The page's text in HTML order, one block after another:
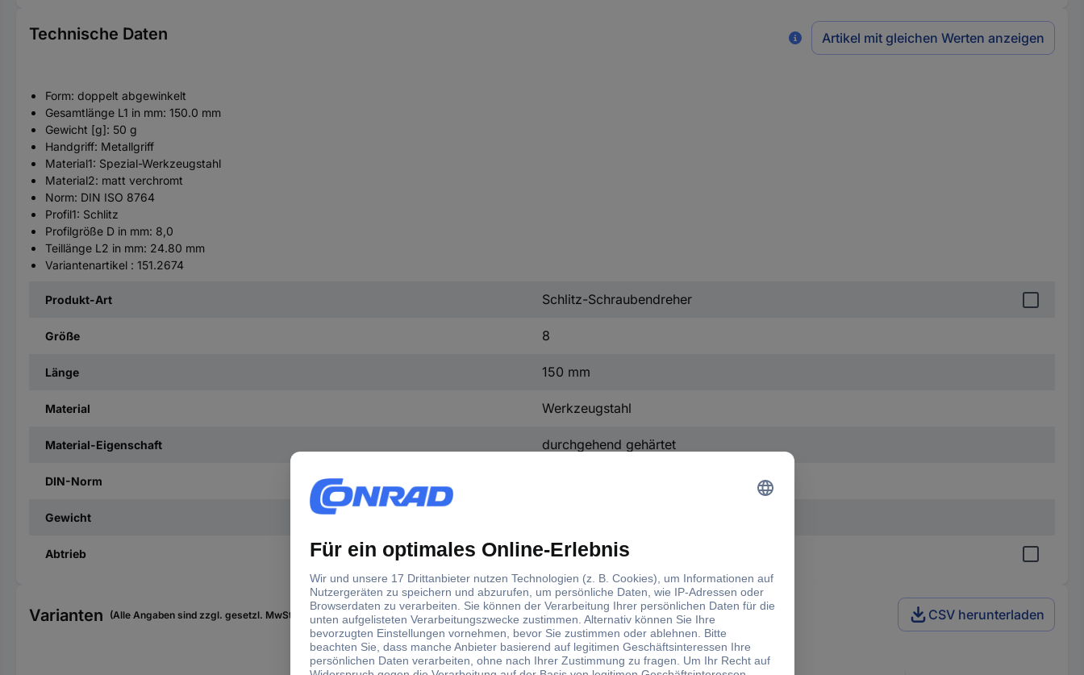
Technische Daten Artikel mit gleichen Werten anzeigen
Form: doppelt abgewinkelt
Gesamtlänge L1 in mm: 150.0 mm
Gewicht [g]: 50 g
Handgriff: Metallgriff
Material1: Spezial-Werkzeugstahl
Material2: matt verchromt
Norm: DIN ISO 8764
Profil1: Schlitz
Profilgröße D in mm: 8,0
Teillänge L2 in mm: 24.80 mm
Variantenartikel : 151.2674
Produkt-Art Schlitz-Schraubendreher
Größe 8
Länge 150 mm
Material Werkzeugstahl
Material-Eigenschaft durchgehend gehärtet
DIN-Norm
Gewicht
Abtrieb Schlitz
Varianten (Alle Angaben sind zzgl. gesetzl. MwSt., zzgl. Versand) CSV herunterladen